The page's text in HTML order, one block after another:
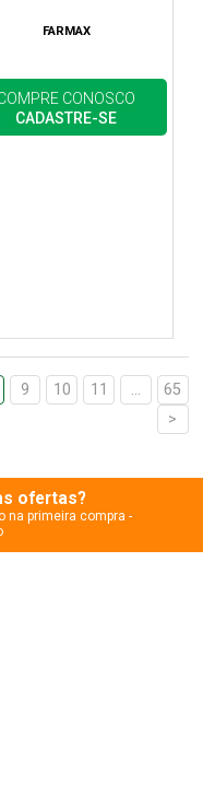
FARMAX
CONOSCO
CADASTRE-SE
9 10 11 ...
65
>
ofertas?
na primeira compra -